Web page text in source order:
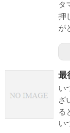
タ
押
が
最
い
ざ
る
い